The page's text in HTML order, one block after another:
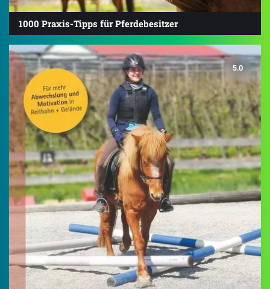
1000 Praxis-Tipps für Pferdebesitzer
5.0